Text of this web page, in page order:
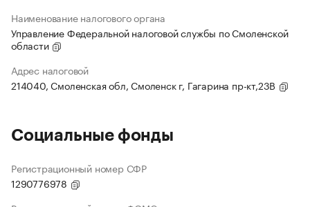
Наименование налогового органа
Управление Федеральной налоговой службы по Смоленской
области
Адрес налоговой
214040, Смоленская обл, Смоленск г, Гагарина пр-кт,23В
Социальные фонды
Регистрационный номер СФР
1290776978